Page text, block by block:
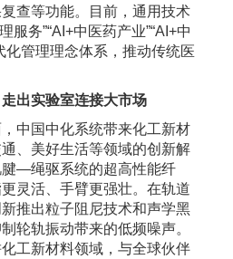
查等功能。目前，通用技术
服务”“AI+中医药产业”“AI+中
化管理理念体系，推动传统医
实验室连接大市场
国中化系统带来化工新材
、美好生活等领域的创新解
—绳驱系统的超高性能纤
灵活、手臂更强壮。在轨道
推出粒子阻尼技术和声学黑
轮轨振动带来的低频噪声。
工新材料领域，与全球伙伴